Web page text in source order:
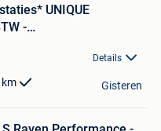
UNIQUE
-
Details
km Gisteren